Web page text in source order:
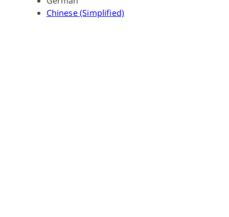
Chinese (Simplified)